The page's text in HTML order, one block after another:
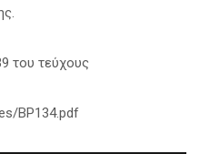
του τεύχους
BP134.pdf